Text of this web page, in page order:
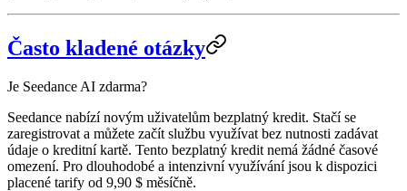
Často kladené otázky
Je Seedance AI zdarma?
Seedance nabízí novým uživatelům bezplatný kredit. Stačí se
zaregistrovat a můžete začít službu využívat bez nutnosti zadávat
údaje o kreditní kartě. Tento bezplatný kredit nemá žádné časové
omezení. Pro dlouhodobé a intenzivní využívání jsou k dispozici
placené tarify od 9,90 $ měsíčně.